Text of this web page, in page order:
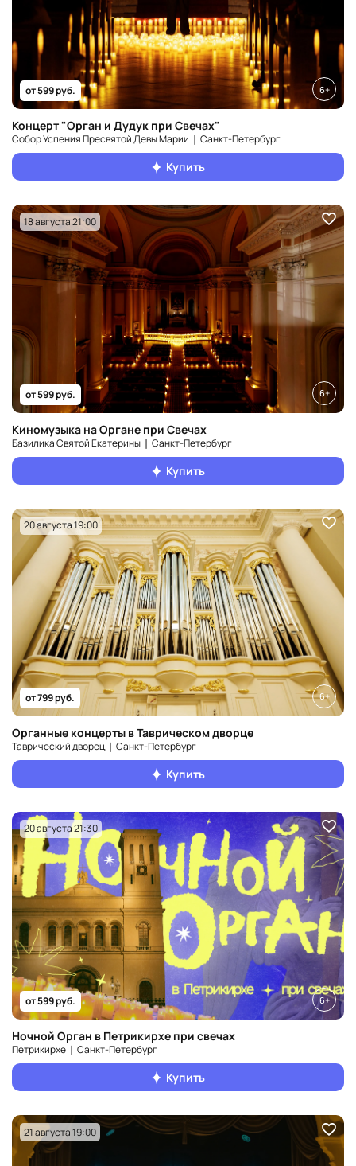
от 599 руб. 6+
Концерт "Орган и Дудук при Свечах"
Собор Успения Пресвятой Девы Марии ❘ Санкт‑Петербург
Купить
18 августа 21:00
от 599 руб. 6+
Киномузыка на Органе при Свечах
Базилика Святой Екатерины ❘ Санкт‑Петербург
Купить
20 августа 19:00
от 799 руб. 6+
Органные концерты в Таврическом дворце
Таврический дворец ❘ Санкт‑Петербург
Купить
20 августа 21:30
от 599 руб. 6+
Ночной Орган в Петрикирхе при свечах
Петрикирхе ❘ Санкт‑Петербург
Купить
21 августа 19:00